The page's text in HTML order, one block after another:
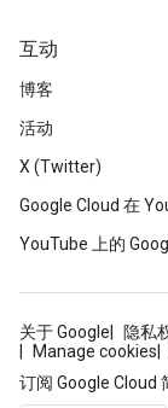
互动
博客
活动
X (Twitter)
Google Cloud 在
YouTube 上的
关于 Google 隐私
Manage cookies
订阅 Google Cloud